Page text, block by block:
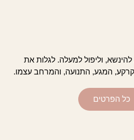
וליפול למעלה. לגלות את
המגע, התנועה, והמרחב עצמו.
כל הפרטים